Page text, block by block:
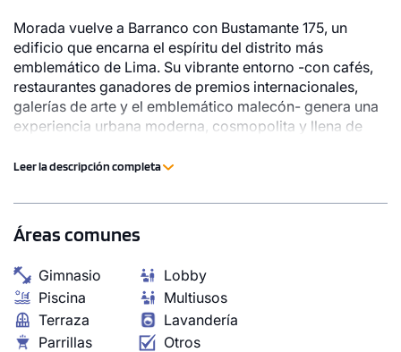
Morada vuelve a Barranco con Bustamante 175, un
edificio que encarna el espíritu del distrito más
emblemático de Lima. Su vibrante entorno -con cafés,
restaurantes ganadores de premios internacionales,
galerías de arte y el emblemático malecón- genera una
experiencia urbana moderna, cosmopolita y llena de
Leer la descripción completa
Áreas comunes
Gimnasio
Lobby
Piscina
Multiusos
Terraza
Lavandería
Parrillas
Otros